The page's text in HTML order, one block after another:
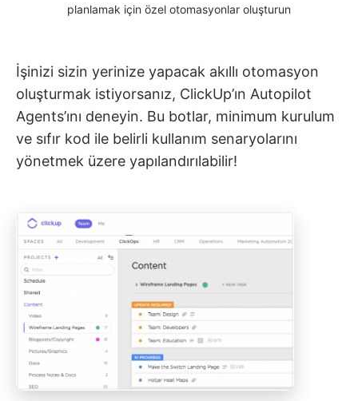
planlamak için özel otomasyonlar oluşturun
İşinizi sizin yerinize yapacak akıllı otomasyon
oluşturmak istiyorsanız, ClickUp’ın Autopilot
Agents’ını deneyin. Bu botlar, minimum kurulum
ve sıfır kod ile belirli kullanım senaryolarını
yönetmek üzere yapılandırılabilir!